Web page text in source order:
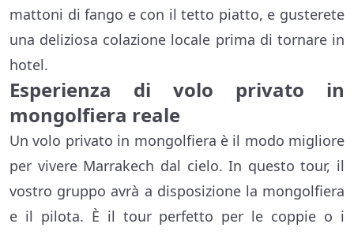
mattoni di fango e con il tetto piatto, e gusterete
una deliziosa colazione locale prima di tornare in
hotel.
Esperienza di volo privato in
mongolfiera reale
Un volo privato in mongolfiera è il modo migliore
per vivere Marrakech dal cielo. In questo tour, il
vostro gruppo avrà a disposizione la mongolfiera
e il pilota. È il tour perfetto per le coppie o i